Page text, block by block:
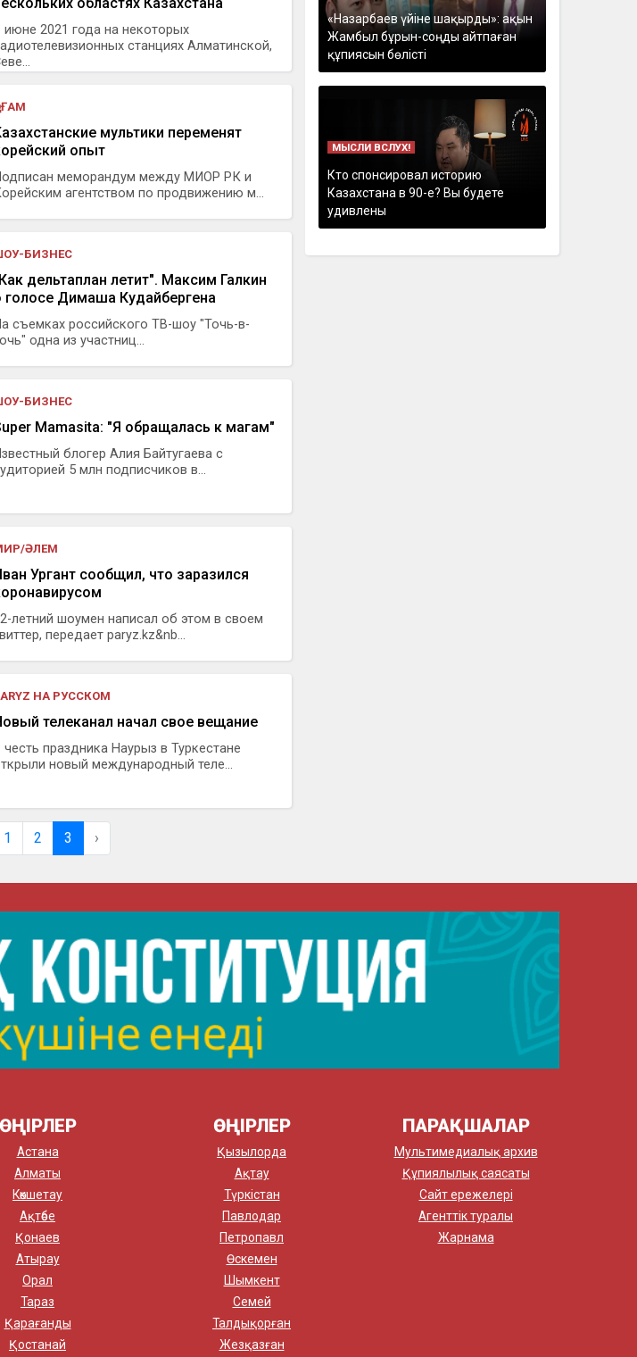
июне 2021 года на некоторых
станциях Алматинской,
мультики переменят
опыт
меморандум между МИОР РК и
агентством по продвижению м...
БИЗНЕС
дельтаплан летит". Максим Галкин
голосе Димаша Кудайбергена
съемках российского ТВ-шоу "Точь-в-
одна из участниц...
БИЗНЕС
Mamasita: "Я обращалась к магам"
блогер Алия Байтугаева с
5 млн подписчиков в...
ӘЛЕМ
Ургант сообщил, что заразился
летний шоумен написал об этом в своем
передает paryz.kz&nb...
НА РУССКОМ
телеканал начал свое вещание
честь праздника Наурыз в Туркестане
новый международный теле...
«Назарбаев үйіне шақырды»: ақын
Жамбыл бұрын-соңды айтпаған
құпиясын бөлісті
МЫСЛИ ВСЛУХ!
Кто спонсировал историю
Казахстана в 90-е? Вы будете
удивлены
1 2 3 ›
ӨҢІРЛЕР
Астана
Алматы
Көкшетау
Ақтөбе
Қонаев
Атырау
Орал
Тараз
Қарағанды
Қостанай
ӨҢІРЛЕР
Қызылорда
Ақтау
Түркістан
Павлодар
Петропавл
Өскемен
Шымкент
Семей
Талдықорған
Жезқазған
ПАРАҚШАЛАР
Мультимедиалық архив
Құпиялылық саясаты
Сайт ережелері
Агенттік туралы
Жарнама